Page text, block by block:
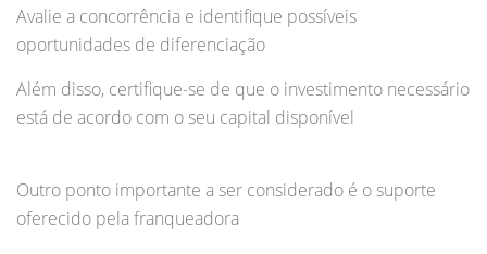
Avalie a concorrência e identifique possíveis
oportunidades de diferenciação
Além disso, certifique-se de que o investimento necessário
está de acordo com o seu capital disponível
Outro ponto importante a ser considerado é o suporte
oferecido pela franqueadora